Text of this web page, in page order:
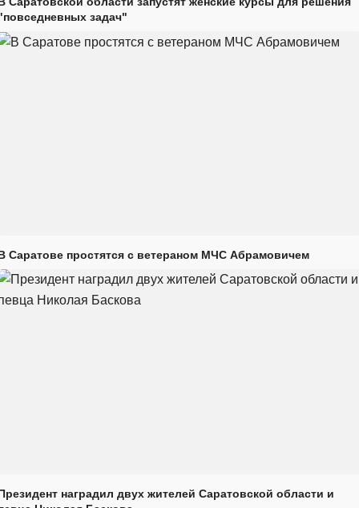
задач"
Саратове простятся с ветераном МЧС Абрамовичем
наградил двух жителей Саратовской области и